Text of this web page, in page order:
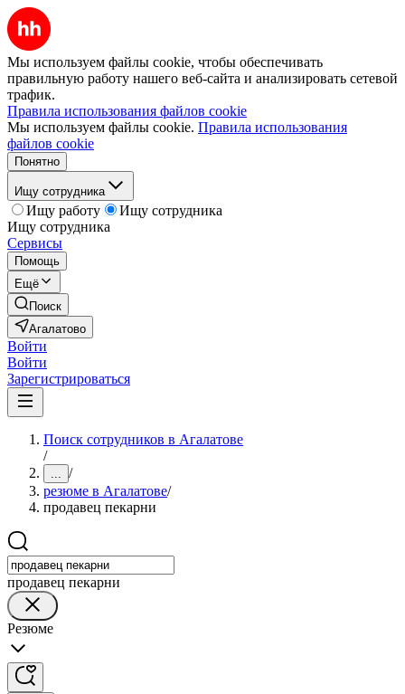
Мы используем файлы cookie, чтобы обеспечивать
правильную работу нашего веб-сайта и анализировать сетевой
трафик.
Правила использования файлов cookie
Мы используем файлы cookie. Правила использования
файлов cookie
Понятно
Ищу сотрудника
Ищу работу
Ищу сотрудника
Ищу сотрудника
Сервисы
Помощь
Ещё
Поиск
Агалатово
Войти
Войти
Зарегистрироваться
Поиск сотрудников в Агалатове
/
... /
резюме в Агалатове/
продавец пекарни
продавец пекарни
Резюме